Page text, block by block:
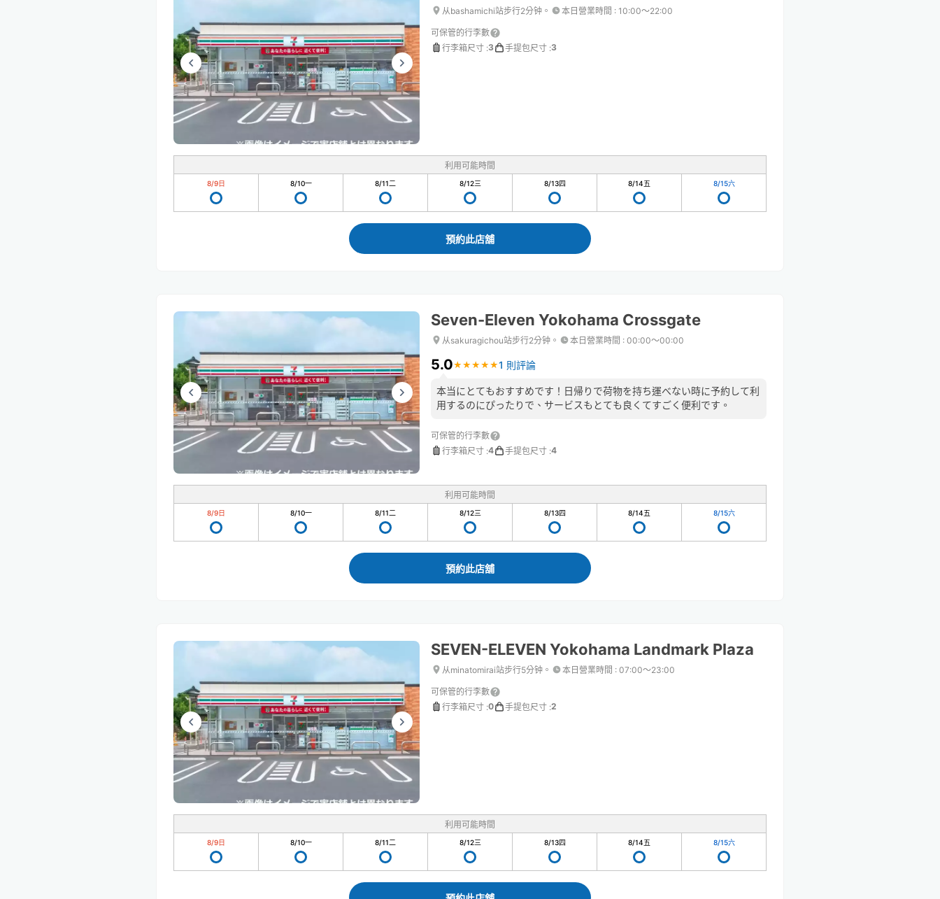
从bashamichi站步行2分钟。 本日營業時間 : 10:00〜22:00
可保管的行李數
行李箱尺寸 :3 手提包尺寸 :3
利用可能時間
8/9日 8/10一 8/11二 8/12三 8/13四 8/14五 8/15六
預約此店舖
Seven-Eleven Yokohama Crossgate
从sakuragichou站步行2分钟。 本日營業時間 : 00:00〜00:00
5.0★ ★ ★ ★ ★
★ ★ ★ ★ ★1 則評論
本当にとてもおすすめです！日帰りで荷物を持ち運べない時に予約して利
用するのにぴったりで、サービスもとても良くてすごく便利です。
可保管的行李數
行李箱尺寸 :4 手提包尺寸 :4
利用可能時間
8/9日 8/10一 8/11二 8/12三 8/13四 8/14五 8/15六
預約此店舖
SEVEN-ELEVEN Yokohama Landmark Plaza
从minatomirai站步行5分钟。 本日營業時間 : 07:00〜23:00
可保管的行李數
行李箱尺寸 :0 手提包尺寸 :2
利用可能時間
8/9日 8/10一 8/11二 8/12三 8/13四 8/14五 8/15六